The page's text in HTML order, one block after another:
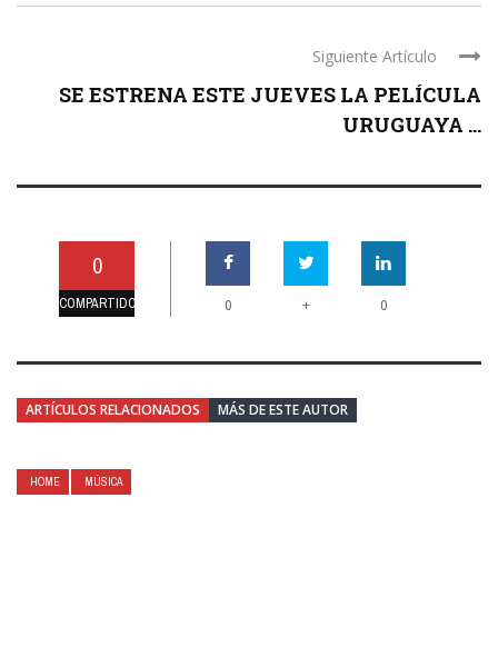
Siguiente Artículo
SE ESTRENA ESTE JUEVES LA PELÍCULA
URUGUAYA ...
0
COMPARTIDO 0 + 0
ARTÍCULOS RELACIONADOS MÁS DE ESTE AUTOR
HOME MÚSICA